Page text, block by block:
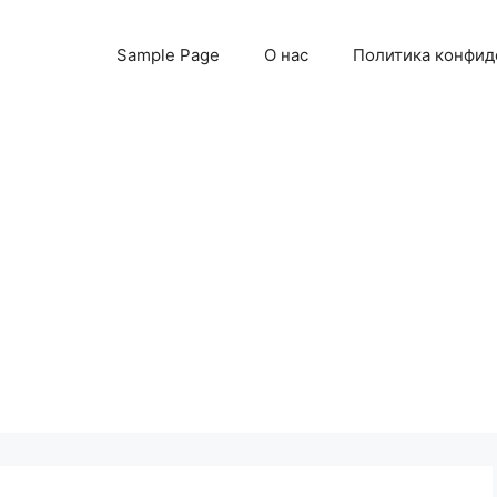
Sample Page О нас Политика